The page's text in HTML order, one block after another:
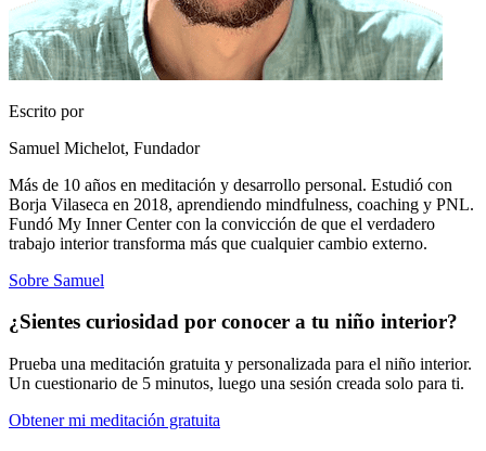
Escrito por
Samuel Michelot, Fundador
Más de 10 años en meditación y desarrollo personal. Estudió con
Borja Vilaseca en 2018, aprendiendo mindfulness, coaching y PNL.
Fundó My Inner Center con la convicción de que el verdadero
trabajo interior transforma más que cualquier cambio externo.
Sobre Samuel
¿Sientes curiosidad por conocer a tu niño interior?
Prueba una meditación gratuita y personalizada para el niño interior.
Un cuestionario de 5 minutos, luego una sesión creada solo para ti.
Obtener mi meditación gratuita